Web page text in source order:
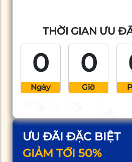
ƯU ĐÃI ĐẶC BIỆT
GIẢM TỚI 50%
THỜI GIAN ƯU
0
Ngày
0
Giờ